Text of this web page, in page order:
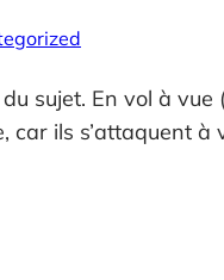
sujet. En vol à
car ils s’attaquent